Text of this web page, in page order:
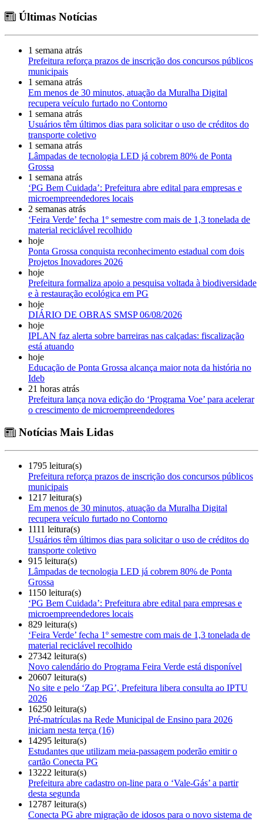
Últimas Notícias
1 semana atrás
Prefeitura reforça prazos de inscrição dos concursos públicos
municipais
1 semana atrás
Em menos de 30 minutos, atuação da Muralha Digital
recupera veículo furtado no Contorno
1 semana atrás
Usuários têm últimos dias para solicitar o uso de créditos do
transporte coletivo
1 semana atrás
Lâmpadas de tecnologia LED já cobrem 80% de Ponta
Grossa
1 semana atrás
‘PG Bem Cuidada’: Prefeitura abre edital para empresas e
microempreendedores locais
2 semanas atrás
‘Feira Verde’ fecha 1º semestre com mais de 1,3 tonelada de
material reciclável recolhido
hoje
Ponta Grossa conquista reconhecimento estadual com dois
Projetos Inovadores 2026
hoje
Prefeitura formaliza apoio a pesquisa voltada à biodiversidade
e à restauração ecológica em PG
hoje
DIÁRIO DE OBRAS SMSP 06/08/2026
hoje
IPLAN faz alerta sobre barreiras nas calçadas: fiscalização
está atuando
hoje
Educação de Ponta Grossa alcança maior nota da história no
Ideb
21 horas atrás
Prefeitura lança nova edição do ‘Programa Voe’ para acelerar
o crescimento de microempreendedores
Notícias Mais Lidas
1795 leitura(s)
Prefeitura reforça prazos de inscrição dos concursos públicos
municipais
1217 leitura(s)
Em menos de 30 minutos, atuação da Muralha Digital
recupera veículo furtado no Contorno
1111 leitura(s)
Usuários têm últimos dias para solicitar o uso de créditos do
transporte coletivo
915 leitura(s)
Lâmpadas de tecnologia LED já cobrem 80% de Ponta
Grossa
1150 leitura(s)
‘PG Bem Cuidada’: Prefeitura abre edital para empresas e
microempreendedores locais
829 leitura(s)
‘Feira Verde’ fecha 1º semestre com mais de 1,3 tonelada de
material reciclável recolhido
27342 leitura(s)
Novo calendário do Programa Feira Verde está disponível
20607 leitura(s)
No site e pelo ‘Zap PG’, Prefeitura libera consulta ao IPTU
2026
16250 leitura(s)
Pré-matrículas na Rede Municipal de Ensino para 2026
iniciam nesta terça (16)
14295 leitura(s)
Estudantes que utilizam meia-passagem poderão emitir o
cartão Conecta PG
13222 leitura(s)
Prefeitura abre cadastro on-line para o ‘Vale-Gás’ a partir
desta segunda
12787 leitura(s)
Conecta PG abre migração de idosos para o novo sistema de